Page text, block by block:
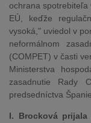
ochrana spotrebiteľa
EÚ, keďže
vysoká," uviedol v
neformálnom
(COMPET) v časti
Ministerstva
zasadnutie Rady
predsedníctva
I. Brocková